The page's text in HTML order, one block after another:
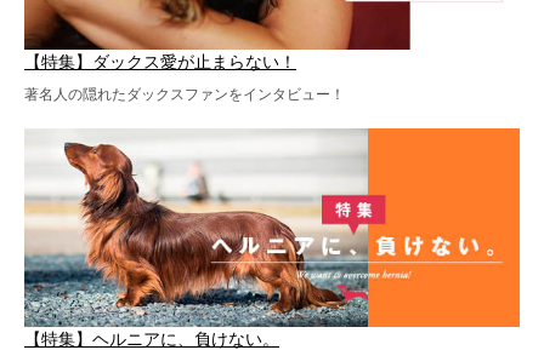
【特集】ダックス愛が止まらない！
著名人の隠れたダックスファンをインタビュー！
【特集】ヘルニアに、負けない。